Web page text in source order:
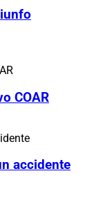
COAR
accidente